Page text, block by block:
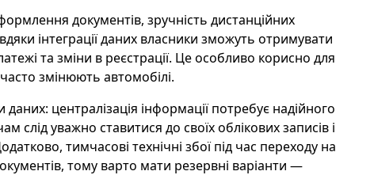
документів, зручність дистанційних
інтеграції даних власники зможуть отримувати
та зміни в реєстрації. Це особливо корисно для
змінюють автомобілі.
централізація інформації потребує надійного
слід уважно ставитися до своїх облікових записів і
тимчасові технічні збої під час переходу на
тому варто мати резервні варіанти —